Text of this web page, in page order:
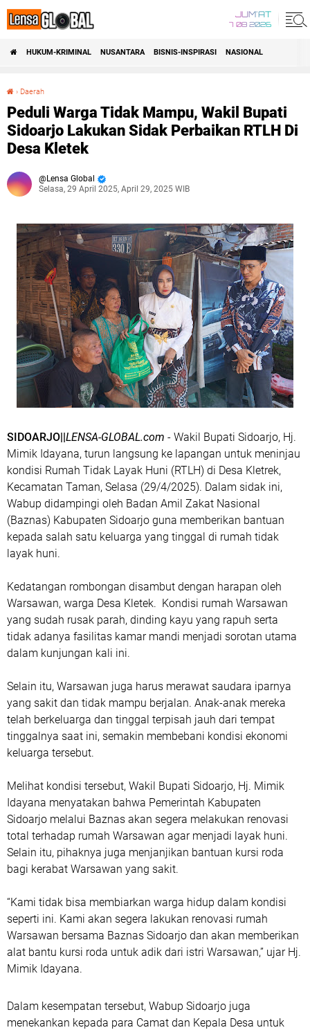
JUM'AT
7 08 2026
HUKUM-KRIMINAL NUSANTARA BISNIS-INSPIRASI NASIONAL
› Daerah
Peduli Warga Tidak Mampu, Wakil Bupati
Sidoarjo Lakukan Sidak Perbaikan RTLH Di
Desa Kletek
Lensa Global
Selasa, 29 April 2025, April 29, 2025 WIB
SIDOARJO||LENSA-GLOBAL.com - Wakil Bupati Sidoarjo, Hj.
Mimik Idayana, turun langsung ke lapangan untuk meninjau
kondisi Rumah Tidak Layak Huni (RTLH) di Desa Kletrek,
Kecamatan Taman, Selasa (29/4/2025). Dalam sidak ini,
Wabup didampingi oleh Badan Amil Zakat Nasional
(Baznas) Kabupaten Sidoarjo guna memberikan bantuan
kepada salah satu keluarga yang tinggal di rumah tidak
layak huni.
Kedatangan rombongan disambut dengan harapan oleh
Warsawan, warga Desa Kletek. Kondisi rumah Warsawan
yang sudah rusak parah, dinding kayu yang rapuh serta
tidak adanya fasilitas kamar mandi menjadi sorotan utama
dalam kunjungan kali ini.
Selain itu, Warsawan juga harus merawat saudara iparnya
yang sakit dan tidak mampu berjalan. Anak-anak mereka
telah berkeluarga dan tinggal terpisah jauh dari tempat
tinggalnya saat ini, semakin membebani kondisi ekonomi
keluarga tersebut.
Melihat kondisi tersebut, Wakil Bupati Sidoarjo, Hj. Mimik
Idayana menyatakan bahwa Pemerintah Kabupaten
Sidoarjo melalui Baznas akan segera melakukan renovasi
total terhadap rumah Warsawan agar menjadi layak huni.
Selain itu, pihaknya juga menjanjikan bantuan kursi roda
bagi kerabat Warsawan yang sakit.
“Kami tidak bisa membiarkan warga hidup dalam kondisi
seperti ini. Kami akan segera lakukan renovasi rumah
Warsawan bersama Baznas Sidoarjo dan akan memberikan
alat bantu kursi roda untuk adik dari istri Warsawan,” ujar Hj.
Mimik Idayana.
Dalam kesempatan tersebut, Wabup Sidoarjo juga
menekankan kepada para Camat dan Kepala Desa untuk